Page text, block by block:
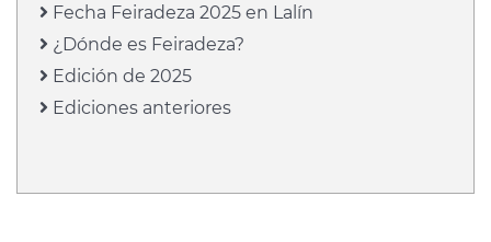
Fecha Feiradeza 2025 en Lalín
¿Dónde es Feiradeza?
Edición de 2025
Ediciones anteriores